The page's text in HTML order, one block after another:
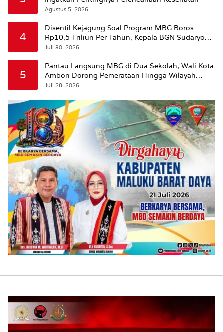
Agustus 5, 2026
4
Disentil Kejagung Soal Program MBG Boros
Rp10,5 Triliun Per Tahun, Kepala BGN Sudaryono
Beri Penjelasan
Juli 30, 2026
5
Pantau Langsung MBG di Dua Sekolah, Wali Kota
Ambon Dorong Pemerataan Hingga Wilayah
Leitimur Selatan
Juli 28, 2026